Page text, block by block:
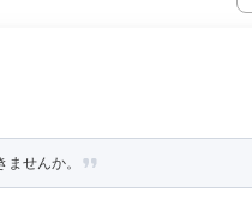
せんか。